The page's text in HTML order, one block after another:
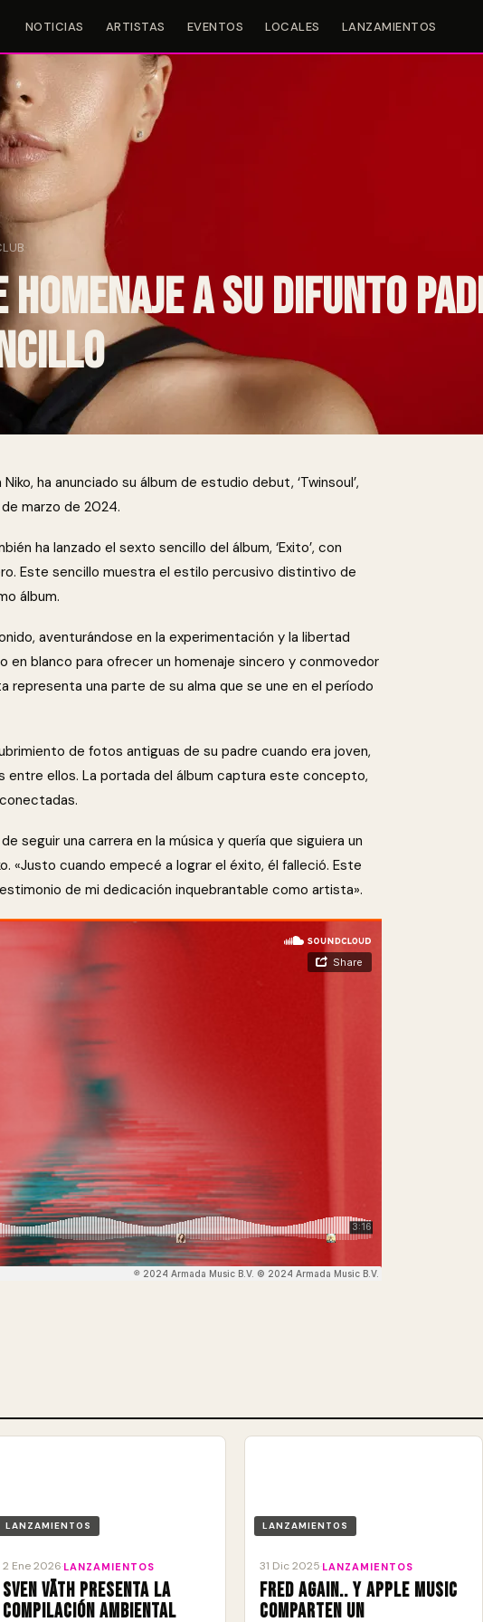
NOTICIAS ARTISTAS EVENTOS LOCALES LANZAMIENTOS
Magazine
a su difunto
ha anunciado su álbum de estudio debut, ‘Twinsoul’,
marzo de 2024.
ha lanzado el sexto sencillo del álbum, ‘Exito’, con
Este sencillo muestra el estilo percusivo distintivo de
álbum.
aventurándose en la experimentación y la libertad
en blanco para ofrecer un homenaje sincero y conmovedor
representa una parte de su alma que se une en el período
de fotos antiguas de su padre cuando era joven,
ellos. La portada del álbum captura este concepto,
seguir una carrera en la música y quería que siguiera un
«Justo cuando empecé a lograr el éxito, él falleció. Este
de mi dedicación inquebrantable como artista».
LANZAMIENTOS
2 Ene 2026 LANZAMIENTOS
Sven Väth presenta la
compilación ambiental
LANZAMIENTOS
31 Dic 2025 LANZAMIENTOS
Fred again.. y Apple Music
comparten un